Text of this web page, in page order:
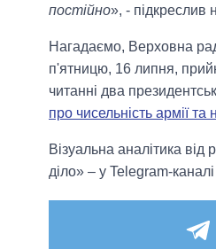
постійно», - підкреслив
Нагадаємо, Верховна
п'ятницю, 16 липня,
читанні два
про чисельність армії та
Візуальна аналітика від
діло» – у Telegram-каналі